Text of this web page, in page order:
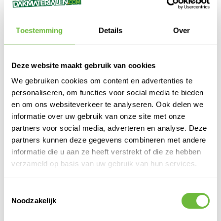
Toestemming Details Over
Deze website maakt gebruik van cookies
We gebruiken cookies om content en advertenties te
personaliseren, om functies voor social media te bieden
en om ons websiteverkeer te analyseren. Ook delen we
informatie over uw gebruik van onze site met onze
partners voor social media, adverteren en analyse. Deze
partners kunnen deze gegevens combineren met andere
informatie die u aan ze heeft verstrekt of die ze hebben
verzameld op basis van uw gebruik van hun services.
Noodzakelijk
VERWERKINGSTIPS
Juiste bevestiging kiezen – Mechanisch, losliggend geballast of
koud gekleefd.
Overlappingen lassen – Gebruik hete lucht voor een waterdichte
naadafwerking.
Correcte opslag – Bewaar de rollen rechtop, droog en uit direct
zonlicht.
Gebruik markeringen – Houd de fixatielijn (35 mm) en
overlapmarkering (140 mm) aan.
Werk bij voorkeur bij temperaturen boven 5°C voor optimale